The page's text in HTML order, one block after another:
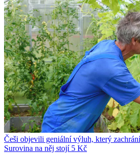
Češi objevili geniální výluh, který
Surovina na něj stojí 5 Kč